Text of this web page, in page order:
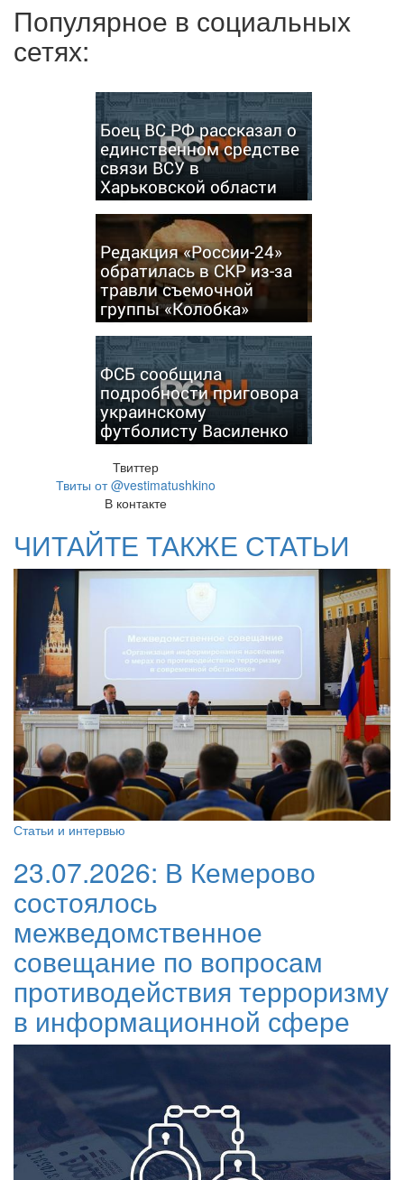
Популярное в социальных
сетях:
Боец ВС РФ рассказал о
единственном средстве
связи ВСУ в
Харьковской области
Редакция «России-24»
обратилась в СКР из-за
травли съемочной
группы «Колобка»
ФСБ сообщила
подробности приговора
украинскому
футболисту Василенко
Твиттер
Твиты от @vestimatushkino
В контакте
ЧИТАЙТЕ ТАКЖЕ СТАТЬИ
Статьи и интервью
23.07.2026: В Кемерово
состоялось
межведомственное
совещание по вопросам
противодействия терроризму
в информационной сфере